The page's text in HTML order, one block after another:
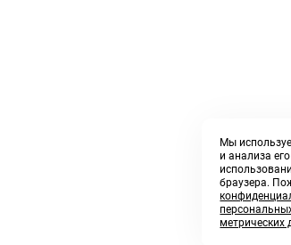
Мы
и анализа
браузера.
метрических